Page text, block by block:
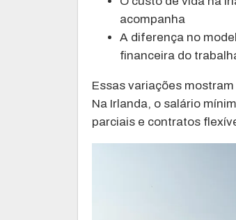
acompanha
A diferença no
financeira do
Essas variações
Na Irlanda, o salário
parciais e contratos